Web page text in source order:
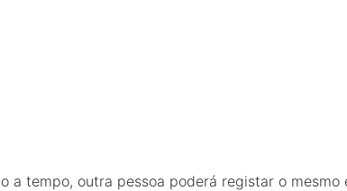
a tempo, outra pessoa poderá registar o